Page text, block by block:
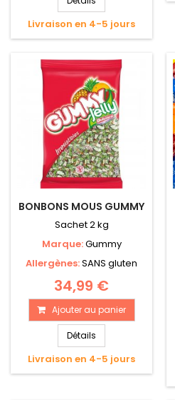
Livraison en 4-5 jours
BONBONS MOUS GUMMY
Sachet 2 kg
Marque:Gummy
Allergènes:SANS gluten
34,99 €
Ajouter au panier
Détails
Livraison en 4-5 jours